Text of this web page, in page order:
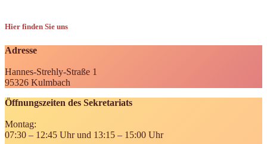
Hier finden Sie uns
Adresse
Hannes-Strehly-Straße 1
95326 Kulmbach
Öffnungszeiten des Sekretariats
Montag:
07:30 – 12:45 Uhr und 13:15 – 15:00 Uhr